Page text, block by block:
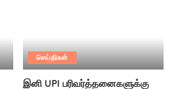
செய்திகள்
இனி UPI பரிவர்த்தனைகளுக்கு